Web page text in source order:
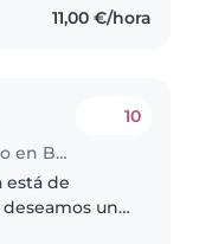
11,00 €/hora
Trabajo de canguro en Barcelona
10
está de
una